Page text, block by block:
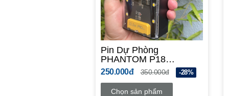
Pin Dự Phòng
PHANTOM P18
20.000mah QC3.0 22.5w
250.000đ 350.000đ -28%
Chọn sản phẩm